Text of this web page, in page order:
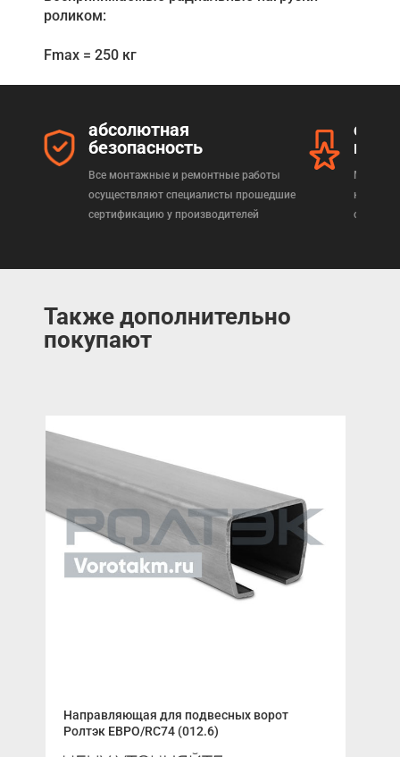
роликом:
Fmax = 250 кг
абсолютная
безопасность
Все монтажные и ремонтные работы
осуществляют специалисты прошедшие
сертификацию у производителей
Мы
Также дополнительно
покупают
Направляющая для подвесных ворот
Ролтэк ЕВРО/RC74 (012.6)